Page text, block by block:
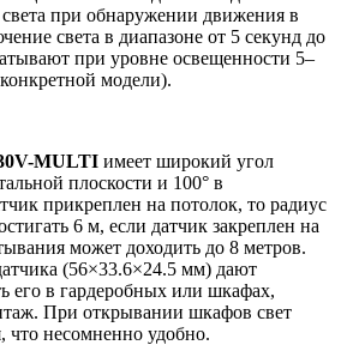
при обнаружении движения в
света в диапазоне от 5 секунд до
при уровне освещенности 5–
модели).
V-MULTI имеет широкий угол
плоскости и 100° в
прикреплен на потолок, то радиус
6 м, если датчик закреплен на
может доходить до 8 метров.
(56×33.6×24.5 мм) дают
его в гардеробных или шкафах,
При открывании шкафов свет
что несомненно удобно.